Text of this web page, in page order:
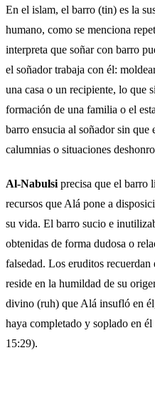
En el islam, el barro (tin) es la
humano, como se menciona
interpreta que soñar con barro
el soñador trabaja con él:
una casa o un recipiente, lo que
formación de una familia o el
barro ensucia al soñador sin que
calumnias o situaciones
Al-Nabulsi precisa que el barro
recursos que Alá pone a
su vida. El barro sucio e
obtenidas de forma dudosa o
falsedad. Los eruditos
reside en la humildad de su
divino (ruh) que Alá insufló en
haya completado y soplado en
15:29).